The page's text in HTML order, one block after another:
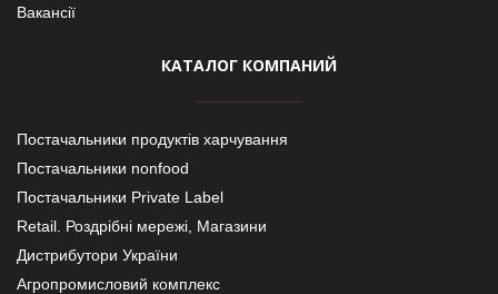
Вакансії
КАТАЛОГ КОМПАНИЙ
Постачальники продуктів харчування
Постачальники nonfood
Постачальники Private Label
Retail. Роздрібні мережі, Магазини
Дистрибутори України
Агропромисловий комплекс